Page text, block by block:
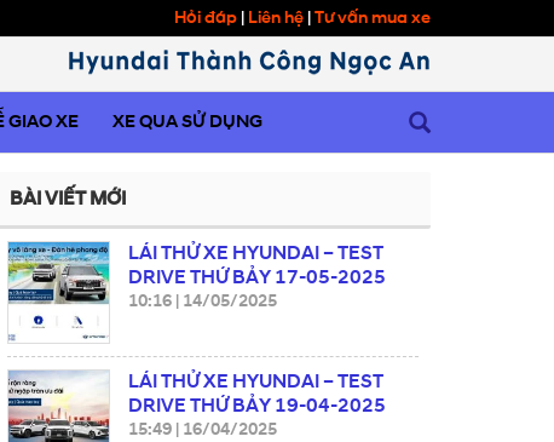
Hỏi đáp | Liên hệ |Tư vấn mua xe
GIAO XE XE QUA SỬ DỤNG
BÀI VIẾT MỚI
LÁI THỬ XE HYUNDAI – TEST
DRIVE THỨ BẢY 17-05-2025
10:16 | 14/05/2025
LÁI THỬ XE HYUNDAI – TEST
DRIVE THỨ BẢY 19-04-2025
15:49 | 16/04/2025